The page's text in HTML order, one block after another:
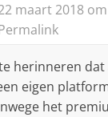
maart 2018 om
herinneren
eigen
het